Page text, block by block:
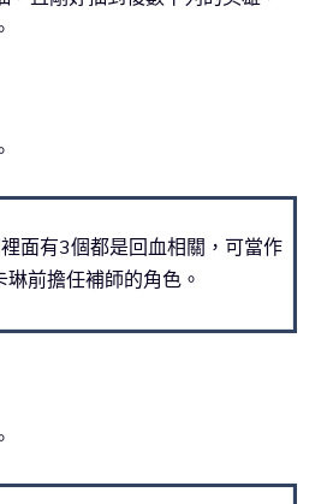
面有3個都是回血相關，可當作
琳前擔任補師的角色。